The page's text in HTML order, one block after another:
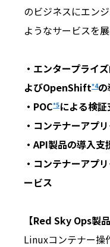
のビジネスにエン
ようなサービスを
・エンタープライ
よびOpenShift*4
・POC*5による検証
・コンテナーアプ
・API製品の導入支
・コンテナーアプ
ービス
【Red Sky Ops製
Linuxコンテナー操